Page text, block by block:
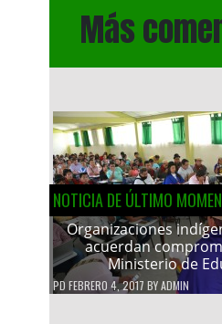
Más
NOTICIA DE ÚLTIMO
Organizaciones
acuerdan
Ministerio de
PD FEBRERO 4, 2017 BYADMIN